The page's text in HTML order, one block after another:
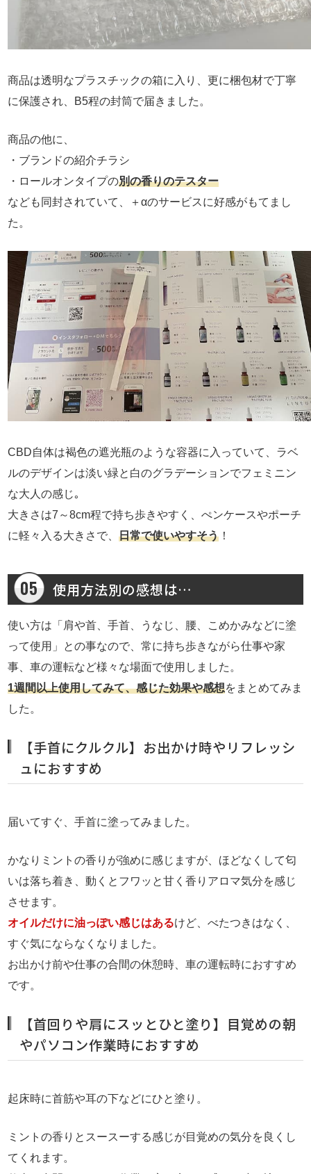
商品は透明なプラスチックの箱に入り、更に梱包材で丁寧
に保護され、B5程の封筒で届きました。
商品の他に、
・ブランドの紹介チラシ
・ロールオンタイプの別の香りのテスター
なども同封されていて、＋αのサービスに好感がもてまし
た。
CBD自体は褐色の遮光瓶のような容器に入っていて、ラベ
ルのデザインは淡い緑と白のグラデーションでフェミニン
な大人の感じ｡
大きさは7～8cm程で持ち歩きやすく、ぺンケースやポーチ
に軽々入る大きさで、日常で使いやすそう ！
使用方法別の感想は…
使い方は「肩や首、手首、うなじ、腰、こめかみなどに塗
って使用」との事なので、常に持ち歩きながら仕事や家
事、車の運転など様々な場面で使用しました。
1週間以上使用してみて、感じた効果や感想をまとめてみま
した。
【手首にクルクル】お出かけ時やリフレッシ
ュにおすすめ
届いてすぐ、手首に塗ってみました。
かなりミントの香りが強めに感じますが、ほどなくして匂
いは落ち着き、動くとフワッと甘く香りアロマ気分を感じ
させます。
オイルだけに油っぽい感じはあるけど、べたつきはなく、
すぐ気にならなくなりました。
お出かけ前や仕事の合間の休憩時、車の運転時におすすめ
です。
【首回りや肩にスッとひと塗り】目覚めの朝
やパソコン作業時におすすめ
起床時に首筋や耳の下などにひと塗り。
ミントの香りとスースーする感じが目覚めの気分を良くし
てくれます。